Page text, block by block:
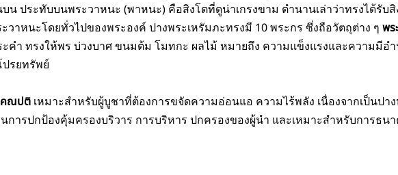
บน ประทับบนพระวาหนะ (พาหนะ) คือสิงโตที่ดูน่าเกรงขาม ตำนานเล่าว่าทรงได้รับ
วาหนะโดยทั่วไปของพระองค์ ปางพระเหรัมภะทรงมี 10 พระกร ซึ่งถือวัตถุต่าง ๆ พร
คำ ทรงให้พร บ่วงบาศ ขนมต้ม โมทกะ ผลไม้ หมายถึง ความแข็งแรงและความมีอ
รยทรัพย์
คณปติ เหมาะสำหรับผู้บูชาที่ต้องการขจัดความอ่อนแอ ความไร้พลัง เนื่องจากเป็นป
การปกป้องคุ้มครองบริวาร การบริหาร ปกครองของผู้นำ และเหมาะสำหรับการธนา